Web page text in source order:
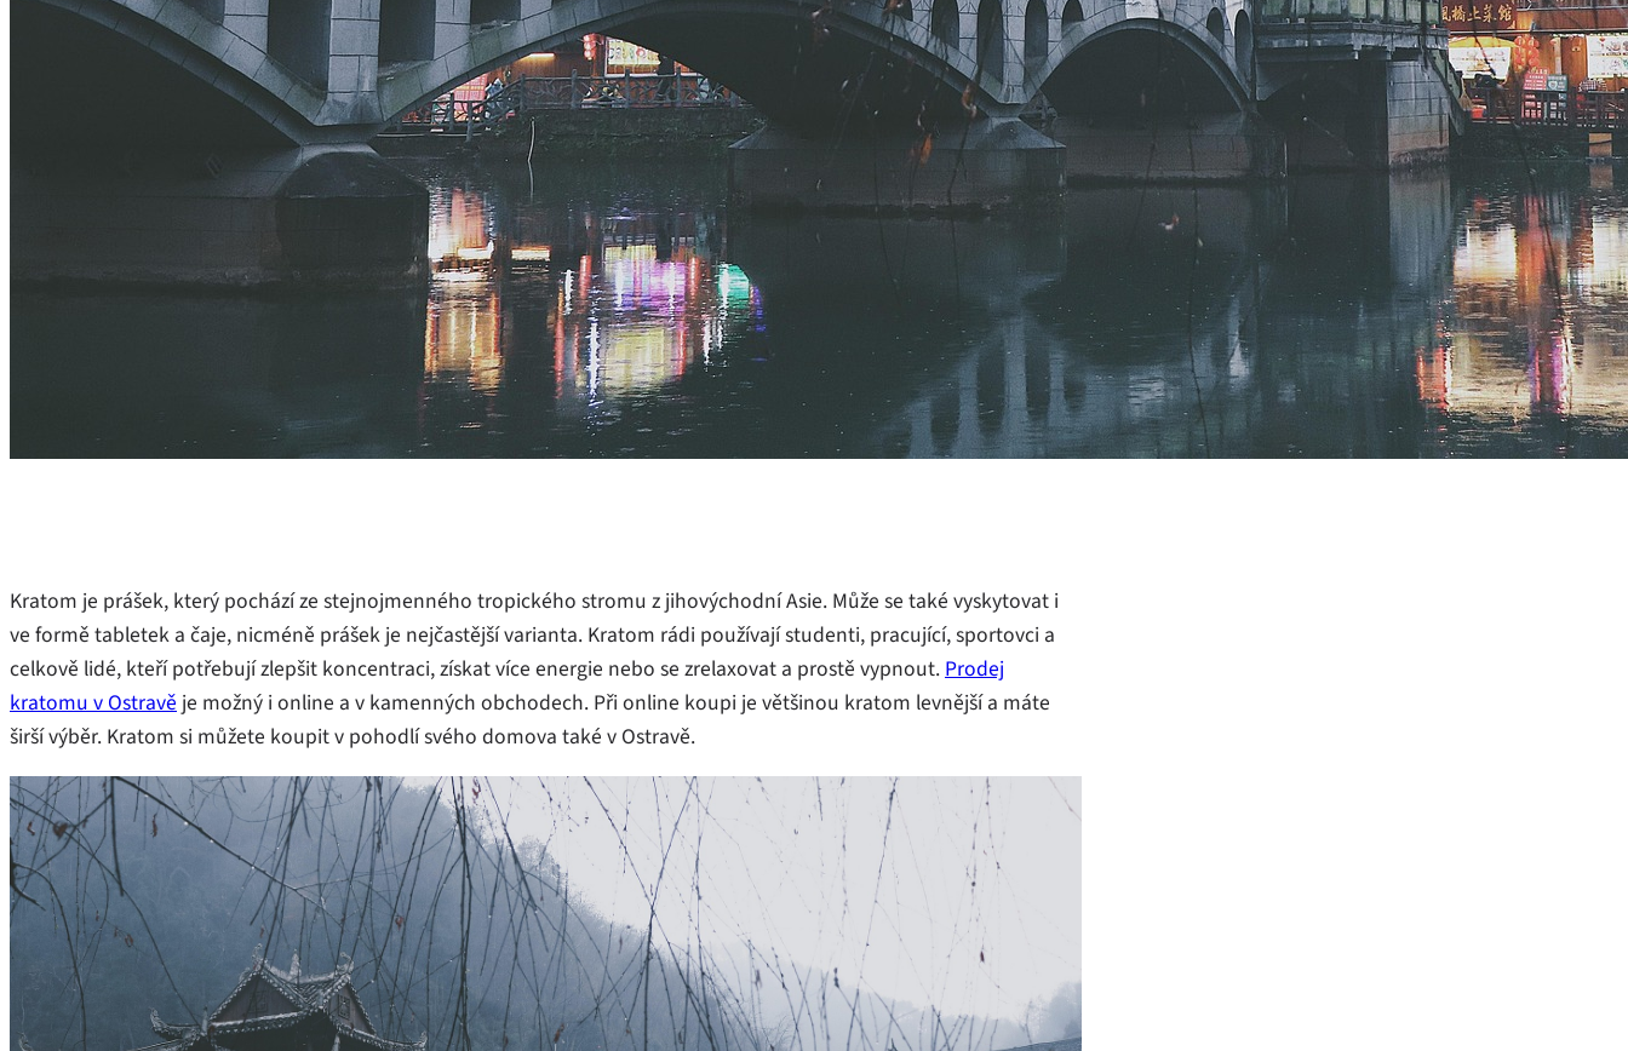
Kratom je prášek, který pochází ze stejnojmenného tropického stromu z jihovýchodní Asie. Může se také vyskytovat i
ve formě tabletek a čaje, nicméně prášek je nejčastější varianta. Kratom rádi používají studenti, pracující, sportovci a
celkově lidé, kteří potřebují zlepšit koncentraci, získat více energie nebo se zrelaxovat a prostě vypnout.Prodej
kratomu v Ostravě je možný i online a v kamenných obchodech. Při online koupi je většinou kratom levnější a máte
širší výběr. Kratom si můžete koupit v pohodlí svého domova také v Ostravě.